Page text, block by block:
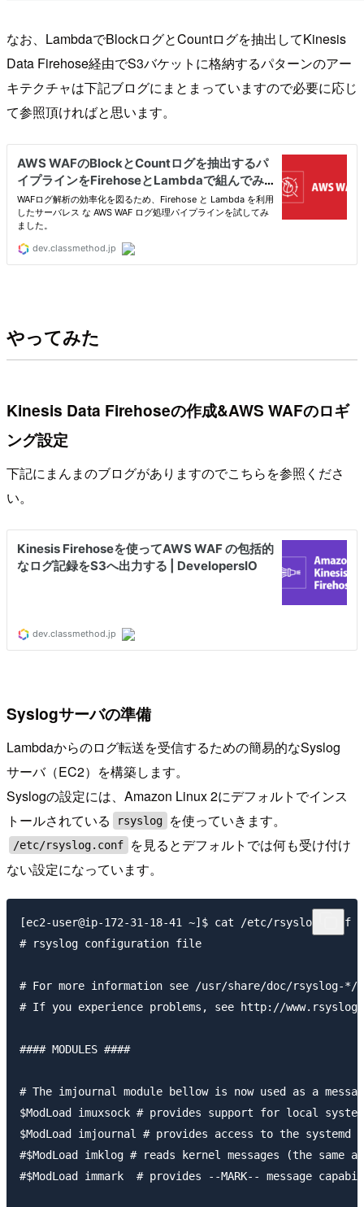
なお、LambdaでBlockログとCountログを抽出してKinesis
Data Firehose経由でS3バケットに格納するパターンのアー
キテクチャは下記ブログにまとまっていますので必要に応じ
て参照頂ければと思います。
やってみた
Kinesis Data Firehoseの作成&AWS WAFのロギ
ング設定
下記にまんまのブログがありますのでこちらを参照くださ
い。
Syslogサーバの準備
Lambdaからのログ転送を受信するための簡易的なSyslog
サーバ（EC2）を構築します。
Syslogの設定には、Amazon Linux 2にデフォルトでインス
トールされている
rsyslog を使っていきます。
/etc/rsyslog.conf
を見るとデフォルトでは何も受け付け
ない設定になっています。
[ec2-user@ip-172-31-18-41 ~]$ cat /etc/rsyslog.conf
# rsyslog configuration file
# For more information see /usr/share/doc/rsyslog-*/
# If you experience problems, see http://
#### MODULES ####
# The imjournal module bellow is now used as a
$ModLoad imuxsock # provides support for local
$ModLoad imjournal # provides access to the systemd
#$ModLoad imklog # reads kernel messages (the same
#$ModLoad immark  # provides --MARK-- message